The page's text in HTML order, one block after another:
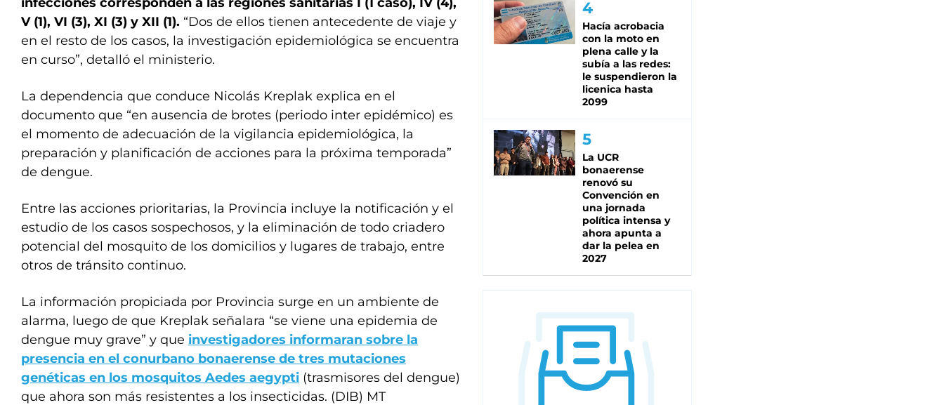
V (1), VI (3), XI (3) y XII (1). “Dos de ellos tienen antecedente de viaje y
en el resto de los casos, la investigación epidemiológica se encuentra
en curso”, detalló el ministerio.
La dependencia que conduce Nicolás Kreplak explica en el
documento que “en ausencia de brotes (periodo inter epidémico) es
el momento de adecuación de la vigilancia epidemiológica, la
preparación y planificación de acciones para la próxima temporada”
de dengue.
Entre las acciones prioritarias, la Provincia incluye la notificación y el
estudio de los casos sospechosos, y la eliminación de todo criadero
potencial del mosquito de los domicilios y lugares de trabajo, entre
otros de tránsito continuo.
La información propiciada por Provincia surge en un ambiente de
alarma, luego de que Kreplak señalara “se viene una epidemia de
dengue muy grave” y que investigadores informaran sobre la
presencia en el conurbano bonaerense de tres mutaciones
genéticas en los mosquitos Aedes aegypti (trasmisores del dengue)
que ahora son más resistentes a los insecticidas. (DIB) MT
Hacía acrobacia
con la moto en
plena calle y la
subía a las redes:
le suspendieron la
licenica hasta
2099
La UCR
bonaerense
renovó su
Convención en
una jornada
política intensa y
ahora apunta a
dar la pelea en
2027